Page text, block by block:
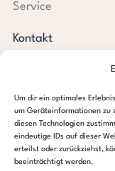
Um dir ein optimales
um Geräteinformationen zu
diesen Technologien
eindeutige IDs auf dieser
erteilst oder zurückziehst,
beeinträchtigt werden.
Service
Kontakt
Jahresberichte
Downloads
Transparenz
Pressespiegel
Stiftung steps for